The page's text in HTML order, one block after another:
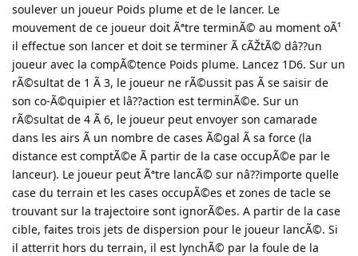
soulever un joueur Poids plume et de le lancer. Le
mouvement de ce joueur doit Ãªtre terminÃ© au moment oÃ¹
il effectue son lancer et doit se terminer Ã cÃŽtÃ© dâ??un
joueur avec la compÃ©tence Poids plume. Lancez 1D6. Sur un
rÃ©sultat de 1 Ã 3, le joueur ne rÃ©ussit pas Ã se saisir de
son co-Ã©quipier et lâ??action est terminÃ©e. Sur un
rÃ©sultat de 4 Ã 6, le joueur peut envoyer son camarade
dans les airs Ã un nombre de cases Ã©gal Ã sa force (la
distance est comptÃ©e Ã partir de la case occupÃ©e par le
lanceur). Le joueur peut Ãªtre lancÃ© sur nâ??importe quelle
case du terrain et les cases occupÃ©es et zones de tacle se
trouvant sur la trajectoire sont ignorÃ©es. A partir de la case
cible, faites trois jets de dispersion pour le joueur lancÃ©. Si
il atterrit hors du terrain, il est lynchÃ© par la foule de la